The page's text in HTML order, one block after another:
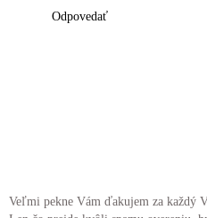
Odpovedať
Veľmi pekne Vám ďakujem za každý